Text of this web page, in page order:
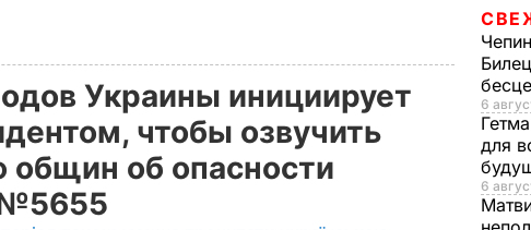
Украины инициирует
чтобы озвучить
об опасности
№5655
6
для
6